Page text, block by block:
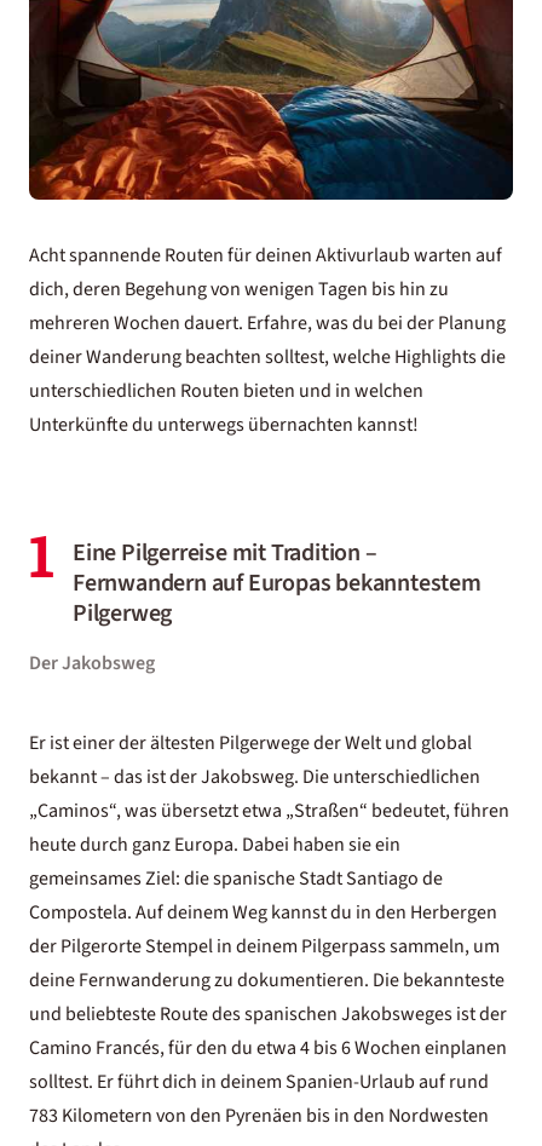
Acht spannende Routen für deinenAktivurlaubwarten auf
dich, deren Begehung von wenigen Tagen bis hin zu
mehreren Wochen dauert. Erfahre, was du bei der Planung
deiner Wanderung beachten solltest, welche Highlights die
unterschiedlichen Routen bieten und in welchen
Unterkünfte du unterwegs übernachten kannst!
1
Eine Pilgerreise mit Tradition –
Fernwandern auf Europas bekanntestem
Pilgerweg
Der Jakobsweg
Er ist einer der ältesten Pilgerwege der Welt und global
bekannt – das ist der Jakobsweg. Die unterschiedlichen
„Caminos“, was übersetzt etwa „Straßen“ bedeutet, führen
heute durch ganz Europa. Dabei haben sie ein
gemeinsames Ziel: die spanische Stadt Santiago de
Compostela. Auf deinem Weg kannst du in den Herbergen
der Pilgerorte Stempel in deinem Pilgerpass sammeln, um
deine Fernwanderung zu dokumentieren. Die bekannteste
und beliebteste Route desspanischen Jakobswegesist der
Camino Francés, für den du etwa 4 bis 6 Wochen einplanen
solltest. Er führt dich in deinem Spanien-Urlaub auf rund
783 Kilometern von den Pyrenäen bis in den Nordwesten